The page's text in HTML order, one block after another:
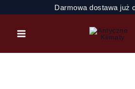
do
Darmowa dostawa już
Złota